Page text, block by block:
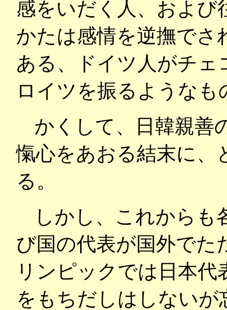
感をいだく人、および
かたは感情を逆撫でさ
ある、ドイツ人がチ
ロイツを振るような
かくして、日韓親善
愾心をあおる結末に、
る。
しかし、これからも
び国の代表が国外でた
リンピックでは日本
をもちだしはしない